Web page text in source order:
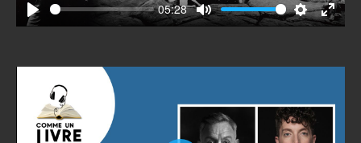
Play
05:28
Mute SettingsEnter